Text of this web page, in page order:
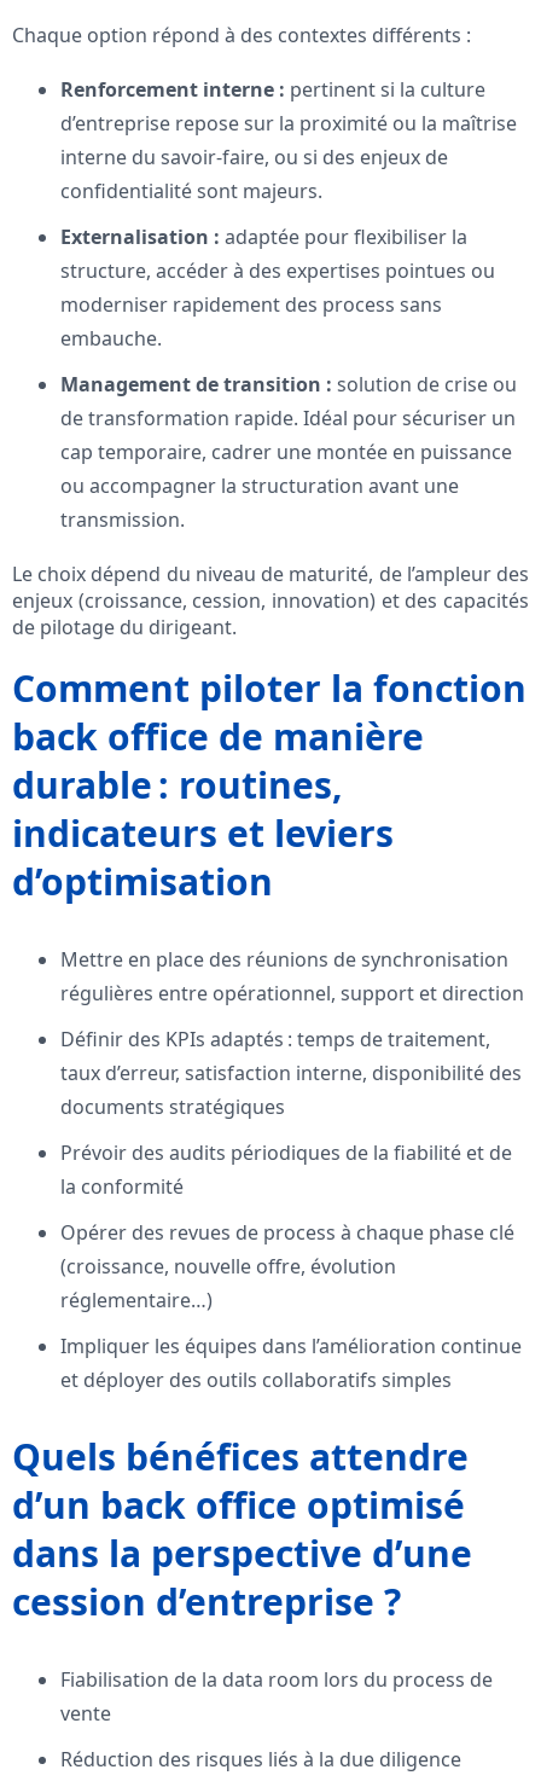
Chaque option répond à des contextes différents :
Renforcement interne : pertinent si la culture
d’entreprise repose sur la proximité ou la maîtrise
interne du savoir-faire, ou si des enjeux de
confidentialité sont majeurs.
Externalisation : adaptée pour flexibiliser la
structure, accéder à des expertises pointues ou
moderniser rapidement des process sans
embauche.
Management de transition : solution de crise ou
de transformation rapide. Idéal pour sécuriser un
cap temporaire, cadrer une montée en puissance
ou accompagner la structuration avant une
transmission.
Le choix dépend du niveau de maturité, de l’ampleur des
enjeux (croissance, cession, innovation) et des capacités
de pilotage du dirigeant.
Comment piloter la fonction
back office de manière
durable : routines,
indicateurs et leviers
d’optimisation
Mettre en place des réunions de synchronisation
régulières entre opérationnel, support et direction
Définir des KPIs adaptés : temps de traitement,
taux d’erreur, satisfaction interne, disponibilité des
documents stratégiques
Prévoir des audits périodiques de la fiabilité et de
la conformité
Opérer des revues de process à chaque phase clé
(croissance, nouvelle offre, évolution
réglementaire…)
Impliquer les équipes dans l’amélioration continue
et déployer des outils collaboratifs simples
Quels bénéfices attendre
d’un back office optimisé
dans la perspective d’une
cession d’entreprise ?
Fiabilisation de la data room lors du process de
vente
Réduction des risques liés à la due diligence